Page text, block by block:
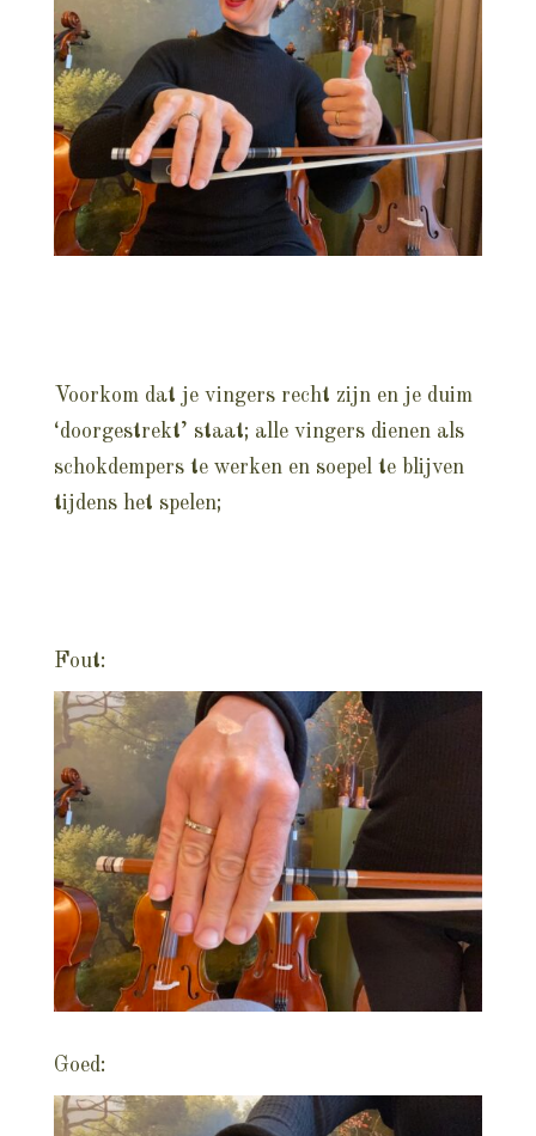
Voorkom dat je vingers recht zijn en je duim
‘doorgestrekt’ staat; alle vingers dienen als
schokdempers te werken en soepel te blijven
tijdens het spelen;
Fout:
Goed: